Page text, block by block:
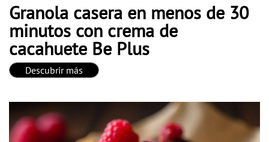
Granola casera en menos de 30
minutos con crema de
cacahuete Be Plus
Descubrir más